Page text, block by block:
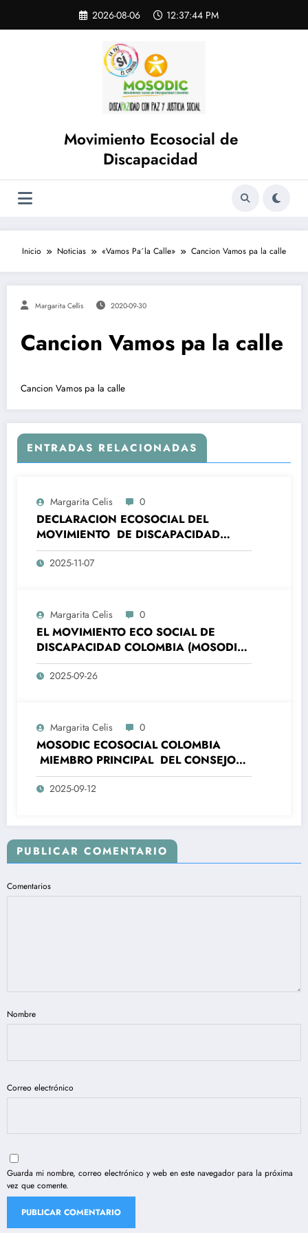
contenido
2026-08-06 12:37:44 PM
Movimiento Ecosocial de
Discapacidad
Inicio Noticias «Vamos Pa´la Calle» Cancion Vamos pa la calle
Margarita Cellis 2020-09-30
Cancion Vamos pa la calle
Cancion Vamos pa la calle
ENTRADAS RELACIONADAS
Margarita Celis 0
DECLARACION ECOSOCIAL DEL
MOVIMIENTO DE DISCAPACIDAD
COLOMBIA – MOSODIC- A LA
ORGANIZACIONES DE LA SOCIEDAD
ALC-UE- SANTA MARTA, 7 Y 8
NOVIEMBRE 2025
2025-11-07
Margarita Celis 0
EL MOVIMIENTO ECO SOCIAL DE
DISCAPACIDAD COLOMBIA (MOSODIC),
SE COMPLACE EN MANIFESTAR A LA
OPINIÓN PÚBLICA, LA ADHESIÓN A LA
COLOMBIA IVAN CEPEDA.
2025-09-26
Margarita Celis 0
MOSODIC ECOSOCIAL COLOMBIA
MIEMBRO PRINCIPAL DEL CONSEJO
NACIONAL DE PAZ , RECONCILIACIÓN
Y CONVIVENCIA- CNPRC -RECHAZA EL
EQUIDAD, DONDE SE SUPLANTO LA
REPRESENTACION SUSTANTIVA DE
LAS PERSONAS CON DISCAPACIDAD
EN COLOMBIA.
2025-09-12
PUBLICAR COMENTARIO
Comentarios
Nombre
Correo electrónico
Guarda mi nombre, correo electrónico y web en este navegador para la próxima
vez que comente.